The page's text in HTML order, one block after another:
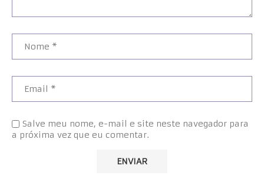
Salve meu nome, e-mail e site neste navegador para
a próxima vez que eu comentar.